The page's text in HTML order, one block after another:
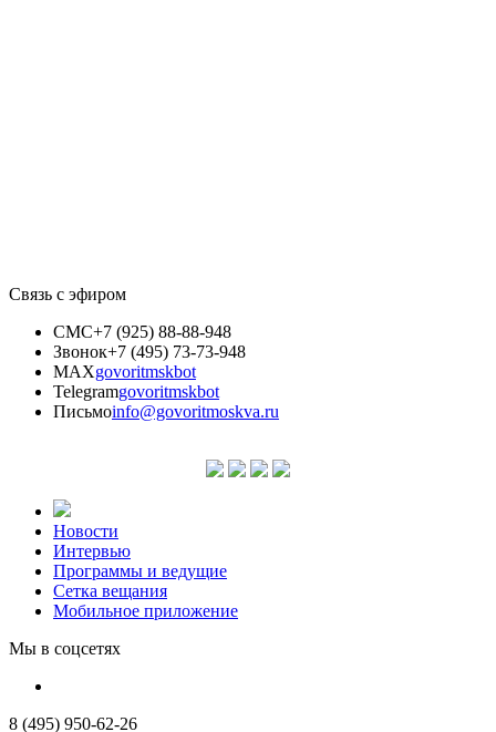
Связь с эфиром
СМС+7 (925) 88-88-948
Звонок+7 (495) 73-73-948
MAXgovoritmskbot
Telegramgovoritmskbot
Письмоinfo@govoritmoskva.ru
Новости
Интервью
Программы и ведущие
Сетка вещания
Мобильное приложение
Мы в соцсетях
8 (495) 950-62-26